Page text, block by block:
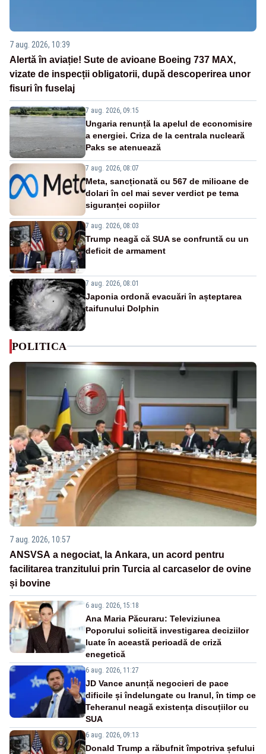
7 aug. 2026, 10:39
Alertă în aviație! Sute de avioane Boeing 737 MAX,
vizate de inspecții obligatorii, după descoperirea unor
fisuri în fuselaj
7 aug. 2026, 09:15
Ungaria renunță la apelul de economisire
a energiei. Criza de la centrala nucleară
Paks se atenuează
7 aug. 2026, 08:07
Meta, sancționată cu 567 de milioane de
dolari în cel mai sever verdict pe tema
siguranței copiilor
7 aug. 2026, 08:03
Trump neagă că SUA se confruntă cu un
deficit de armament
7 aug. 2026, 08:01
Japonia ordonă evacuări în așteptarea
taifunului Dolphin
POLITICA
7 aug. 2026, 10:57
ANSVSA a negociat, la Ankara, un acord pentru
facilitarea tranzitului prin Turcia al carcaselor de ovine
și bovine
6 aug. 2026, 15:18
Ana Maria Păcuraru: Televiziunea
Poporului solicită investigarea deciziilor
luate în această perioadă de criză
enegetică
6 aug. 2026, 11:27
JD Vance anunță negocieri de pace
dificile și îndelungate cu Iranul, în timp ce
Teheranul neagă existența discuțiilor cu
SUA
6 aug. 2026, 09:13
Donald Trump a răbufnit împotriva șefului